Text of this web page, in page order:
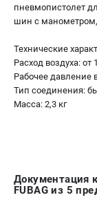
пневмопистолет
шин с
Технические
Расход воздуха:
Рабочее давление
Тип соединения:
Масса: 2,3 кг
Документация
FUBAG из 5